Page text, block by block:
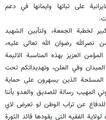
على ثباتها وايمانها في دعم
لخطبة الجمعة، ولتأبين الشهيد
نصرالله رضوان الله تعالى عليه،
العزيز بهذه المناسبة الاليمة
وفي العلن، وتهديداتكم تحت
المسلحة الذين يسهرون على حماية
المهيب رسالة للصديق والعدو بأننا
عن تراب الوطن لو تعرض لاي
الفقيه التي يقودها قائد الثورة